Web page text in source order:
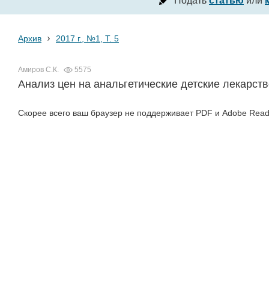
Архив › 2017 г., №1, Т. 5
Амиров С.К. 5575
Анализ цен на анальгетические детские
Скорее всего ваш браузер не поддерживает PDF и Adobe